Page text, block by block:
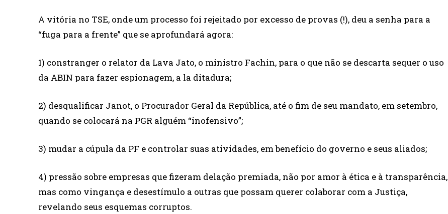
A vitória no TSE, onde um processo foi rejeitado por excesso de provas (!), deu a senha para a
“fuga para a frente” que se aprofundará agora:
1) constranger o relator da Lava Jato, o ministro Fachin, para o que não se descarta sequer o uso
da ABIN para fazer espionagem, a la ditadura;
2) desqualificar Janot, o Procurador Geral da República, até o fim de seu mandato, em setembro,
quando se colocará na PGR alguém “inofensivo”;
3) mudar a cúpula da PF e controlar suas atividades, em benefício do governo e seus aliados;
4) pressão sobre empresas que fizeram delação premiada, não por amor à ética e à transparência,
mas como vingança e desestímulo a outras que possam querer colaborar com a Justiça,
revelando seus esquemas corruptos.